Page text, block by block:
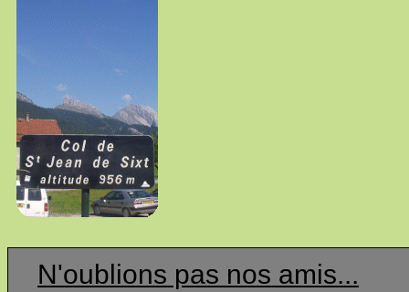
N'oublions pas nos amis...